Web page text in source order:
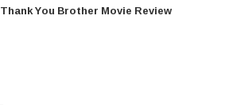
Thank You Brother Movie Review